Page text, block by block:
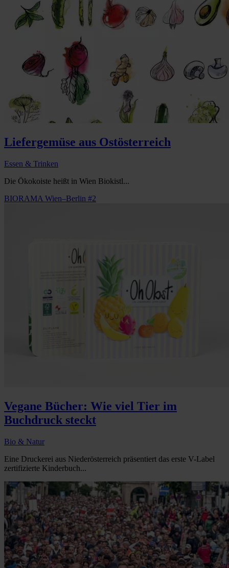
Liefergemüse aus Ostösterreich
Essen & Trinken
Die Ökokoiste heißt in Wien Biokistl...
BIORAMA Wien–Berlin #2
Vegane Bücher: Wie viel Tier im
Buchdruck steckt
Bio & Natur
Eine Druckerei aus Niederösterreich präsentiert das erste V-Label
zertifizierte Kinderbuch...